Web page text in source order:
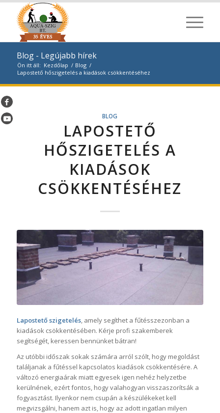
Blog - Legújabb hírek
Ön itt áll: Kezdőlap / Blog /
Lapostető hőszigetelés a kiadások csökkentéséhez
BLOG
LAPOSTETŐ
HŐSZIGETELÉS A
KIADÁSOK
CSÖKKENTÉSÉHEZ
Lapostető szigetelés, amely segíthet a fűtésszezonban a
kiadások csökkentésében. Kérje profi szakemberek
segítségét, keressen bennünket bátran!
Az utóbbi időszak sokak számára arról szólt, hogy megoldást
találjanak a fűtéssel kapcsolatos kiadások csökkentésére. A
változó energiaárak miatt egyesek igen nehéz helyzetbe
kerülnének, ezért fontos, hogy valahogyan visszaszorítsák a
fogyasztást. Ilyenkor nem csupán a készülékeket kell
megvizsgálni, hanem azt is, hogy az adott ingatlan milyen